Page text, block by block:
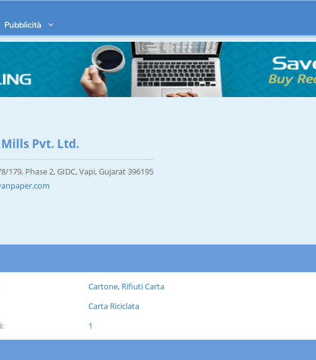
Pubblicità
Pvt. Ltd.
179, Phase 2, GIDC, Vapi, Gujarat 396195
Cartone, Rifiuti Carta
Carta Riciclata
1